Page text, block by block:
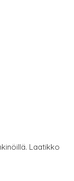
Laatikko